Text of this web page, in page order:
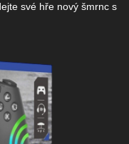
své hře nový šmrnc s